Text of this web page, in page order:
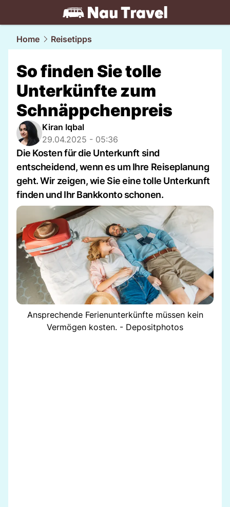
travel.NAU.ch
Home Reisetipps
So finden Sie tolle
Unterkünfte zum
Schnäppchenpreis
Kiran Iqbal
29.04.2025 - 05:36
Die Kosten für die Unterkunft sind
entscheidend, wenn es um Ihre Reiseplanung
geht. Wir zeigen, wie Sie eine tolle Unterkunft
finden und Ihr Bankkonto schonen.
Ansprechende Ferienunterkünfte müssen kein
Vermögen kosten. - Depositphotos